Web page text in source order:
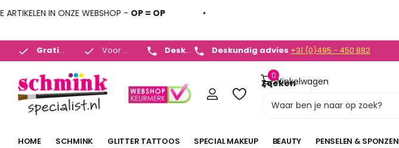
IN ONZE WEBSHOP - OP = OP
Gratis verzenden NL v.a. 35,- en BE v.a. 50,-
Voor 23:00 uur besteld,morgen in huis *
Deskundig advies +31 (0)495 - 450 882
882 Gratis verzenden NL v.a. 35,- en BE v.a. 50,-
Zoeken
Winkelwagen
0
0,00
HOME SCHMINK GLITTER TATTOOS SPECIAL MAKEUP BEAUTY PENSELEN & SPONZEN